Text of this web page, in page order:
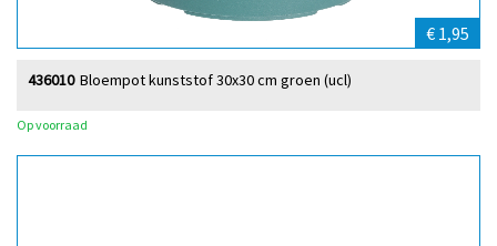
€ 1,95
Bloempot kunststof 30x30 cm groen (ucl)
436010
Op voorraad